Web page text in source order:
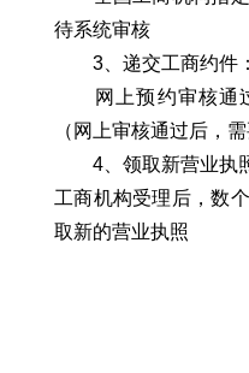
待系统审核
3、递交工商约件：
网上预约审核通过
（网上审核通过后，
4、领取新营业执
工商机构受理后，数
取新的营业执照